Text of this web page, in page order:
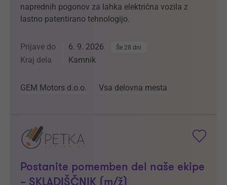
naprednih pogonov za lahka električna vozila z
lastno patentirano tehnologijo.
Prijave do 6. 9. 2026 Še 28 dni
Kraj dela Kamnik
GEM Motors d.o.o. Vsa delovna mesta
Postanite pomemben del naše ekipe